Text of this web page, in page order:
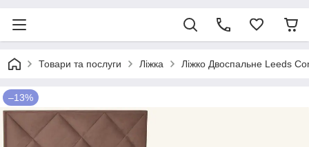
Товари та послуги Ліжка Ліжко Двоспальне Leeds
–13%